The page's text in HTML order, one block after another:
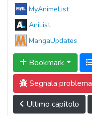
MyAnimeList
AniList
MangaUpdates
Bookmark
Segnala problema
Ultimo capitolo